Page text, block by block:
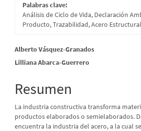
Palabras clave:
Análisis de Ciclo de Vida, Declaración
Producto, Trazabilidad, Acero
Contenido
principal
del
artículo
Alberto Vásquez-Granados
Lilliana Abarca-Guerrero
Resumen
La industria constructiva transforma
productos elaborados o semielaborados.
encuentra la industria del acero, a la cual